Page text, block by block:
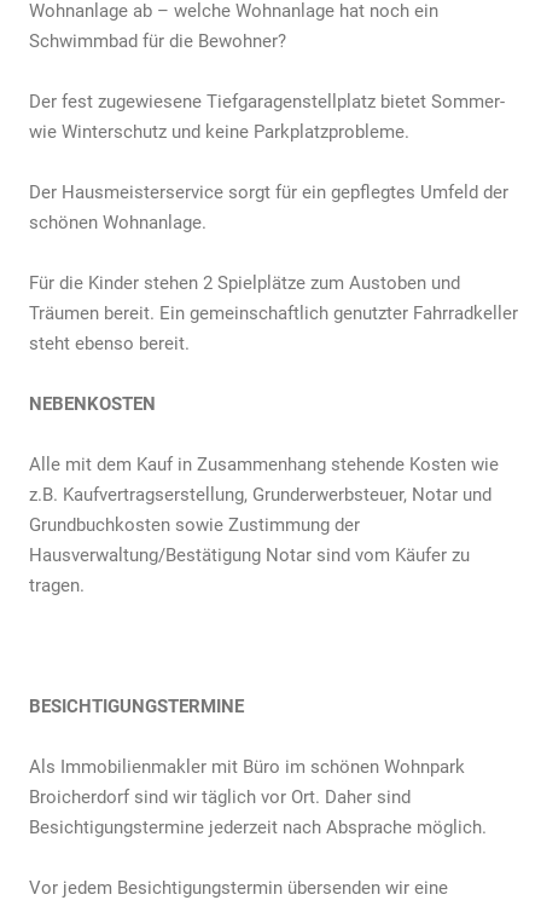
Wohnanlage ab – welche Wohnanlage hat noch ein
Schwimmbad für die Bewohner?
Der fest zugewiesene Tiefgaragenstellplatz bietet Sommer-
wie Winterschutz und keine Parkplatzprobleme.
Der Hausmeisterservice sorgt für ein gepflegtes Umfeld der
schönen Wohnanlage.
Für die Kinder stehen 2 Spielplätze zum Austoben und
Träumen bereit. Ein gemeinschaftlich genutzter Fahrradkeller
steht ebenso bereit.
NEBENKOSTEN
Alle mit dem Kauf in Zusammenhang stehende Kosten wie
z.B. Kaufvertragserstellung, Grunderwerbsteuer, Notar­ und
Grundbuchkosten sowie Zustimmung der
Hausverwaltung/Bestätigung Notar sind vom Käufer zu
tragen.
BESICHTIGUNGSTERMINE
Als Immobilienmakler mit Büro im schönen Wohnpark
Broicherdorf sind wir täglich vor Ort. Daher sind
Besichtigungstermine jederzeit nach Absprache möglich.
Vor jedem Besichtigungstermin übersenden wir eine